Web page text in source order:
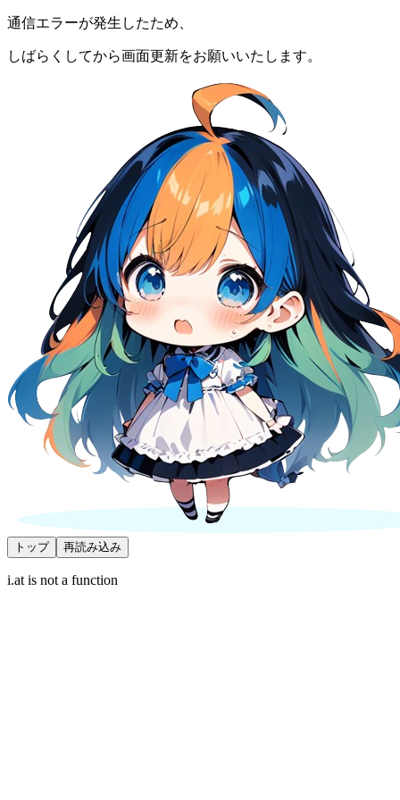
通信エラーが発生したため、
しばらくしてから画面更新をお願いいたします。
トップ 再読み込み
i.at is not a function